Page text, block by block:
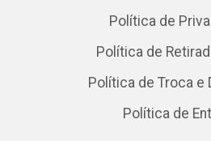
Política de
Política de
Política de Troca e
Política de